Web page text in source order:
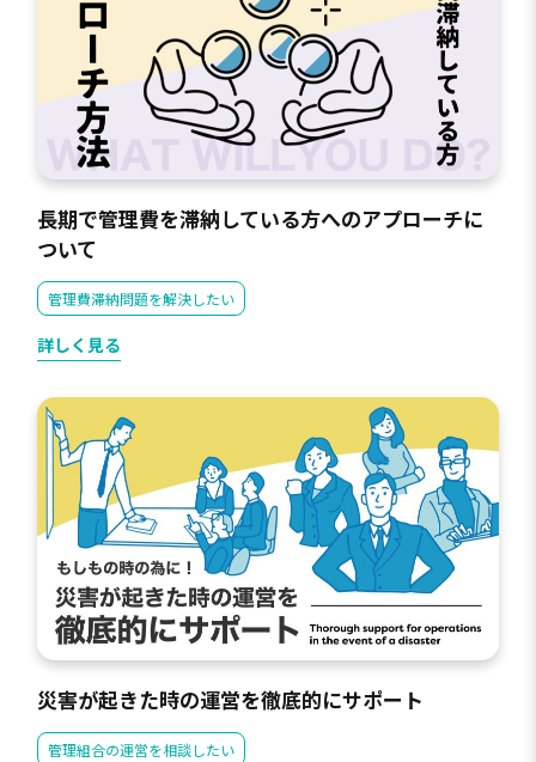
長期で管理費を滞納している方へのアプローチに
ついて
管理費滞納問題を解決したい
詳しく見る
災害が起きた時の運営を徹底的にサポート
管理組合の運営を相談したい